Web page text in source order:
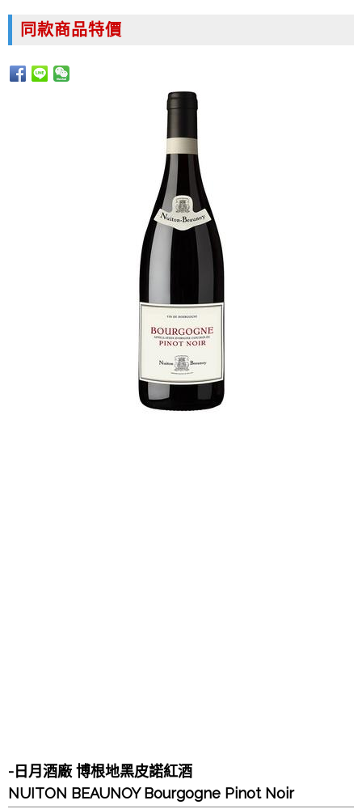
同款商品特價
-日月酒廠 博根地黑皮諾紅酒
NUITON BEAUNOY Bourgogne Pinot Noir